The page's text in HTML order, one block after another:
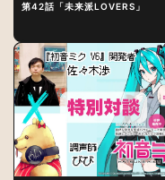
第42話「未来派LOVERS」